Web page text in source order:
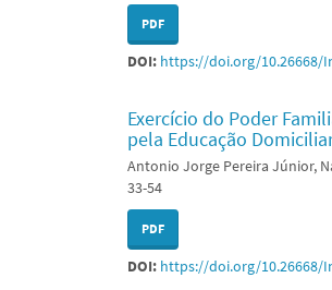
PDF
DOI: https://doi.org/10.26668/
Exercício do Poder
pela Educação
Antonio Jorge Pereira Júnior,
33-54
PDF
DOI: https://doi.org/10.26668/